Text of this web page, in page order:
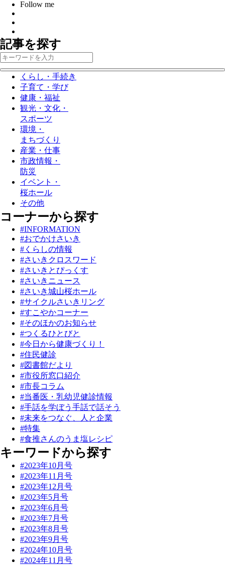
Follow me
記事を探す
くらし・手続き
子育て・学び
健康・福祉
観光・文化・
スポーツ
環境・
まちづくり
産業・仕事
市政情報・
防災
イベント・
桜ホール
その他
コーナーから探す
#INFORMATION
#おでかけさいき
#くらしの情報
#さいきクロスワード
#さいきとぴっくす
#さいきニュース
#さいき城山桜ホール
#サイクルさいきリング
#すこやかコーナー
#そのほかのお知らせ
#つくるひとびと
#今日から健康づくり！
#住民健診
#図書館だより
#市役所窓口紹介
#市長コラム
#当番医・乳幼児健診情報
#手話を学ぼう手話で話そう
#未来をつなぐ、人と企業
#特集
#食推さんのうま塩レシピ
キーワードから探す
#2023年10月号
#2023年11月号
#2023年12月号
#2023年5月号
#2023年6月号
#2023年7月号
#2023年8月号
#2023年9月号
#2024年10月号
#2024年11月号